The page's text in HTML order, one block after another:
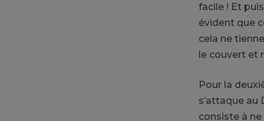
facile ! Et
évident que
cela ne
le couvert et
Pour la
s’attaque au
consiste à